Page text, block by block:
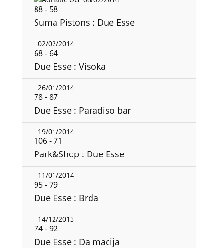
88- 58
Suma Pistons : Due Esse
02/02/2014
68- 64
Due Esse : Visoka
26/01/2014
78-87
Due Esse : Paradiso bar
19/01/2014
106-71
Park&Shop : Due Esse
11/01/2014
95-79
Due Esse : Brda
14/12/2013
74-92
Due Esse : Dalmacija